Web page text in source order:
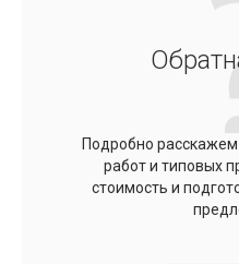
Подробно расскажем
работ и типовых
стоимость и